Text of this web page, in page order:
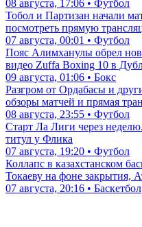
08 августа, 17:06 • Футбол
Тобол и Партизан начали
посмотреть прямую
07 августа, 00:01 • Футбол
Пояс Алимханулы обрел
видео Zuffa Boxing 10 в
09 августа, 01:06 • Бокс
Разгром от Ордабасы и
обзоры матчей и прямая
08 августа, 23:55 • Футбол
Старт Ла Лиги через
титул у Флика
07 августа, 19:20 • Футбол
Коллапс в казахстанском
Токаеву на фоне закрытия,
07 августа, 20:16 • Баскетбол